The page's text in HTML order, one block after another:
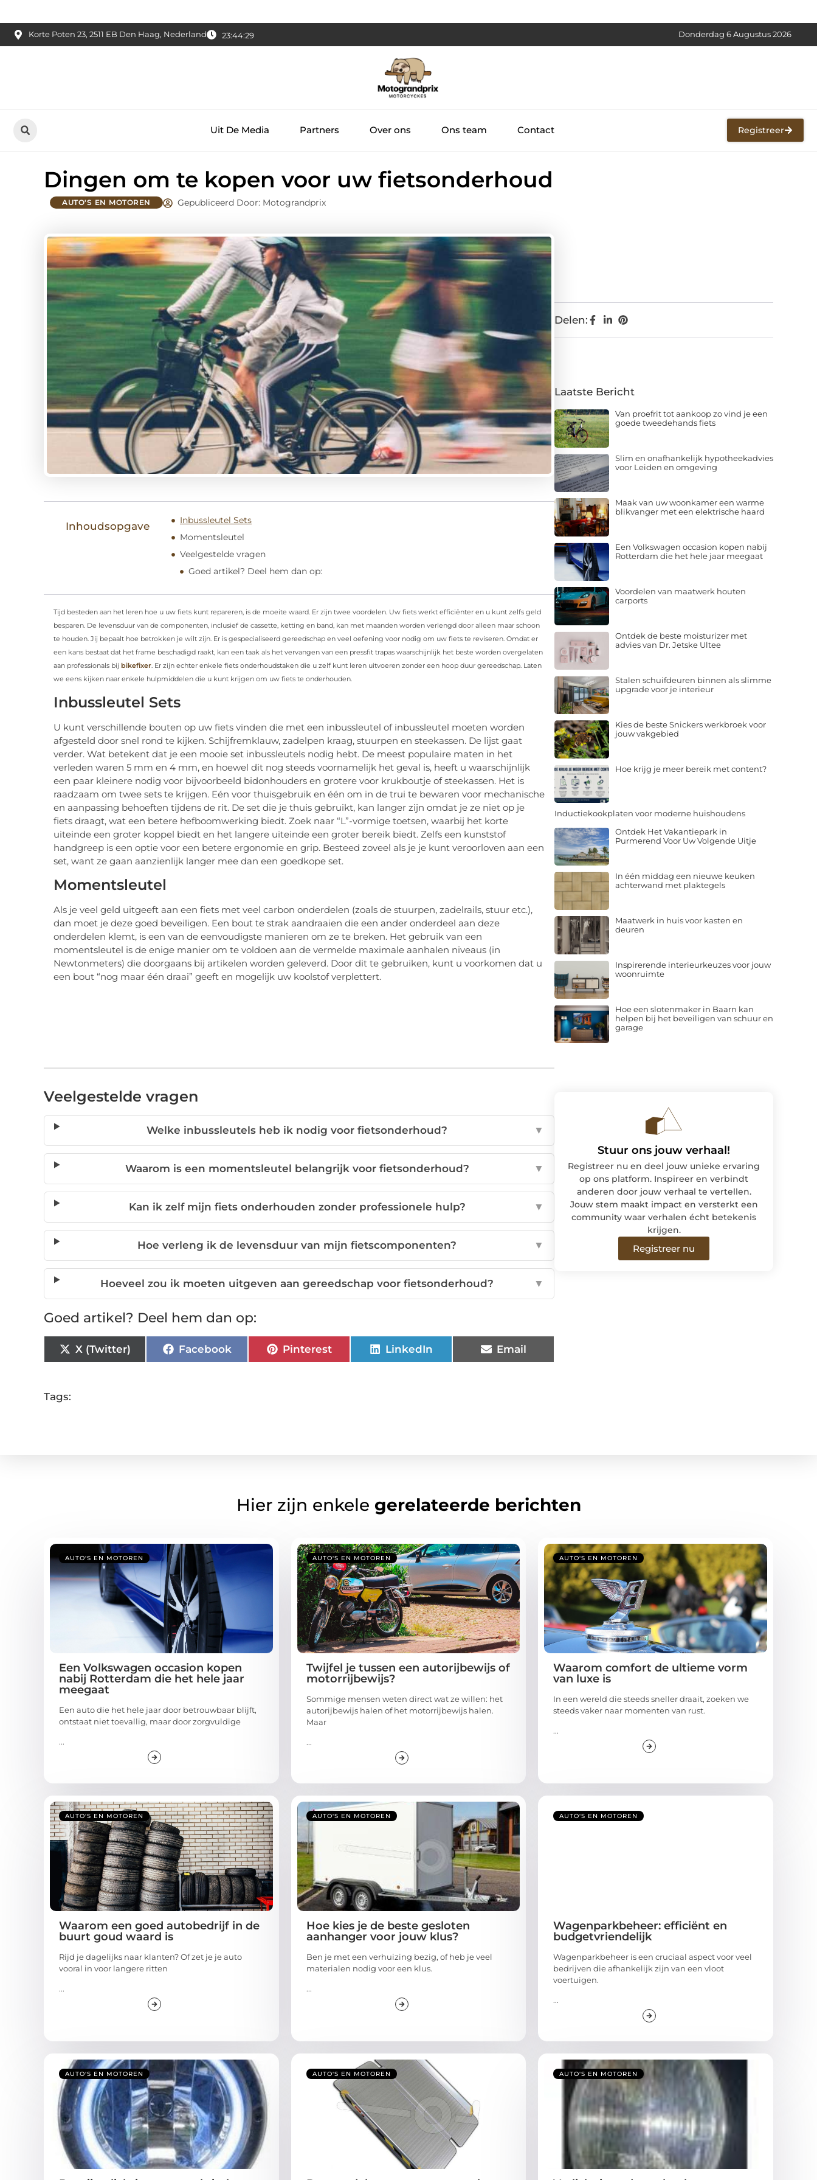
Dingen om te kopen voor uw fietsonderhoud
AUTO'S EN MOTOREN Gepubliceerd Door: Motograndprix
Inhoudsopgave
Inbussleutel Sets
Momentsleutel
Veelgestelde vragen
Goed artikel? Deel hem dan op:
Tijd besteden aan het leren hoe u uw fiets kunt repareren, is de moeite waard. Er zijn twee voordelen. Uw fiets werkt efficiënter en u kunt zelfs geld
besparen. De levensduur van de componenten, inclusief de cassette, ketting en band, kan met maanden worden verlengd door alleen maar schoon
te houden. Jij bepaalt hoe betrokken je wilt zijn. Er is gespecialiseerd gereedschap en veel oefening voor nodig om uw fiets te reviseren. Omdat er
een kans bestaat dat het frame beschadigd raakt, kan een taak als het vervangen van een pressfit trapas waarschijnlijk het beste worden overgelaten
aan professionals bij bikefixer. Er zijn echter enkele fiets onderhoudstaken die u zelf kunt leren uitvoeren zonder een hoop duur gereedschap. Laten
we eens kijken naar enkele hulpmiddelen die u kunt krijgen om uw fiets te onderhouden.
Inbussleutel Sets
U kunt verschillende bouten op uw fiets vinden die met een inbussleutel of inbussleutel moeten worden
afgesteld door snel rond te kijken. Schijfremklauw, zadelpen kraag, stuurpen en steekassen. De lijst gaat
verder. Wat betekent dat je een mooie set inbussleutels nodig hebt. De meest populaire maten in het
verleden waren 5 mm en 4 mm, en hoewel dit nog steeds voornamelijk het geval is, heeft u waarschijnlijk
een paar kleinere nodig voor bijvoorbeeld bidonhouders en grotere voor krukboutje of steekassen. Het is
raadzaam om twee sets te krijgen. Eén voor thuisgebruik en één om in de trui te bewaren voor mechanische
en aanpassing behoeften tijdens de rit. De set die je thuis gebruikt, kan langer zijn omdat je ze niet op je
fiets draagt, wat een betere hefboomwerking biedt. Zoek naar “L”-vormige toetsen, waarbij het korte
uiteinde een groter koppel biedt en het langere uiteinde een groter bereik biedt. Zelfs een kunststof
handgreep is een optie voor een betere ergonomie en grip. Besteed zoveel als je je kunt veroorloven aan een
set, want ze gaan aanzienlijk langer mee dan een goedkope set.
Momentsleutel
Als je veel geld uitgeeft aan een fiets met veel carbon onderdelen (zoals de stuurpen, zadelrails, stuur etc.),
dan moet je deze goed beveiligen. Een bout te strak aandraaien die een ander onderdeel aan deze
onderdelen klemt, is een van de eenvoudigste manieren om ze te breken. Het gebruik van een
momentsleutel is de enige manier om te voldoen aan de vermelde maximale aanhalen niveaus (in
Newtonmeters) die doorgaans bij artikelen worden geleverd. Door dit te gebruiken, kunt u voorkomen dat u
een bout “nog maar één draai” geeft en mogelijk uw koolstof verplettert.
Veelgestelde vragen
Welke inbussleutels heb ik nodig voor fietsonderhoud? ▼
Waarom is een momentsleutel belangrijk voor fietsonderhoud? ▼
Kan ik zelf mijn fiets onderhouden zonder professionele hulp? ▼
Hoe verleng ik de levensduur van mijn fietscomponenten? ▼
Hoeveel zou ik moeten uitgeven aan gereedschap voor fietsonderhoud? ▼
Goed artikel? Deel hem dan op:
X (Twitter) Facebook Pinterest LinkedIn Email
Tags:
Delen:
Laatste Bericht
Van proefrit tot aankoop zo vind je een
goede tweedehands fiets
Slim en onafhankelijk hypotheekadvies
voor Leiden en omgeving
Maak van uw woonkamer een warme
blikvanger met een elektrische haard
Een Volkswagen occasion kopen nabij
Rotterdam die het hele jaar meegaat
Voordelen van maatwerk houten
carports
Ontdek de beste moisturizer met
advies van Dr. Jetske Ultee
Stalen schuifdeuren binnen als slimme
upgrade voor je interieur
Kies de beste Snickers werkbroek voor
jouw vakgebied
Hoe krijg je meer bereik met content?
Inductiekookplaten voor moderne huishoudens
Ontdek Het Vakantiepark in
Purmerend Voor Uw Volgende Uitje
In één middag een nieuwe keuken
achterwand met plaktegels
Maatwerk in huis voor kasten en
deuren
Inspirerende interieurkeuzes voor jouw
woonruimte
Hoe een slotenmaker in Baarn kan
helpen bij het beveiligen van schuur en
garage
Stuur ons jouw verhaal!
Registreer nu en deel jouw unieke ervaring
op ons platform. Inspireer en verbindt
anderen door jouw verhaal te vertellen.
Jouw stem maakt impact en versterkt een
community waar verhalen écht betekenis
krijgen.
Registreer nu
Hier zijn enkele gerelateerde berichten
AUTO'S EN MOTOREN
Een Volkswagen occasion kopen
nabij Rotterdam die het hele jaar
meegaat
Een auto die het hele jaar door betrouwbaar blijft,
ontstaat niet toevallig, maar door zorgvuldige
...
AUTO'S EN MOTOREN
Twijfel je tussen een autorijbewijs of
motorrijbewijs?
Sommige mensen weten direct wat ze willen: het
autorijbewijs halen of het motorrijbewijs halen.
Maar
...
AUTO'S EN MOTOREN
Waarom comfort de ultieme vorm
van luxe is
In een wereld die steeds sneller draait, zoeken we
steeds vaker naar momenten van rust.
...
AUTO'S EN MOTOREN
Waarom een goed autobedrijf in de
buurt goud waard is
Rijd je dagelijks naar klanten? Of zet je je auto
vooral in voor langere ritten
...
AUTO'S EN MOTOREN
Hoe kies je de beste gesloten
aanhanger voor jouw klus?
Ben je met een verhuizing bezig, of heb je veel
materialen nodig voor een klus.
...
AUTO'S EN MOTOREN
Wagenparkbeheer: efficiënt en
budgetvriendelijk
Wagenparkbeheer is een cruciaal aspect voor veel
bedrijven die afhankelijk zijn van een vloot
voertuigen.
...
AUTO'S EN MOTOREN AUTO'S EN MOTOREN AUTO'S EN MOTOREN